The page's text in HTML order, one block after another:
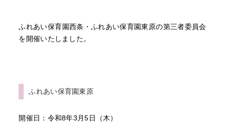
ふれあい保育園西条・ふれあい保育園東原の第三者委員会
を開催いたしました。
ふれあい保育園東原
開催日：令和8年3月5日（木）